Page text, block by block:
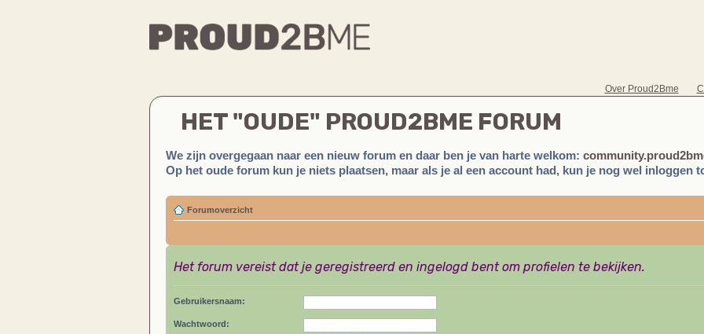
Over Proud2Bme
HET "OUDE" PROUD2BME FORUM
We zijn overgegaan naar een nieuw forum en daar ben je van harte welkom:
Op het oude forum kun je niets plaatsen, maar als je al een account had, kun je nog wel inloggen
Forumoverzicht
Het forum vereist dat je geregistreerd en ingelogd bent om profielen te bekijken.
Gebruikersnaam:
Wachtwoord: